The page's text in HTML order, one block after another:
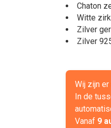
Chaton
Witte
Zilver
Zilver
Wij zijn
In de
Vanaf 9